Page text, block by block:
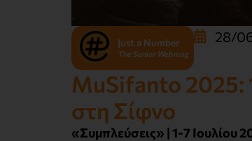
Just a Number
The Senior Webmag
28/
MuSifanto 2025:
στη Σίφνο
«Συμπλεύσεις» | 1-7 Ιουλίου